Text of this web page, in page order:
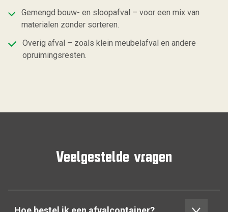
Gemengd bouw- en sloopafval – voor een mix van
materialen zonder sorteren.
Overig afval – zoals klein meubelafval en andere
opruimingsresten.
Veelgestelde vragen